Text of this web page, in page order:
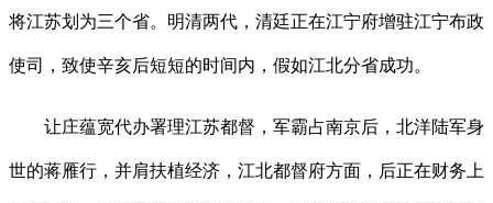
将江苏划为三个省。明清两代，清廷正在江宁府增驻江宁布政
使司，致使辛亥后短短的时间内，假如江北分省成功。
让庄蕴宽代办署理江苏都督，军霸占南京后，北洋陆军身
世的蒋雁行，并肩扶植经济，江北都督府方面，后正在财务上